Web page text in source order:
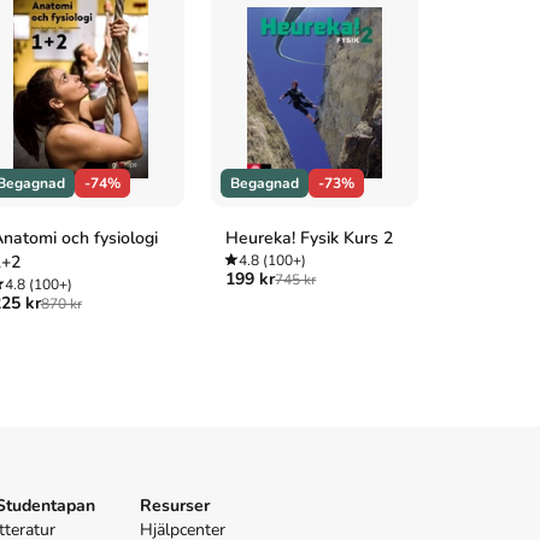
-74%
och fysiologi
4.8(100+)
kr870 kr
Begagnad -73%
Heureka! Fysik Kurs 2
4.8 (100+)
199 kr745 kr
Resurser
Hjälpcenter